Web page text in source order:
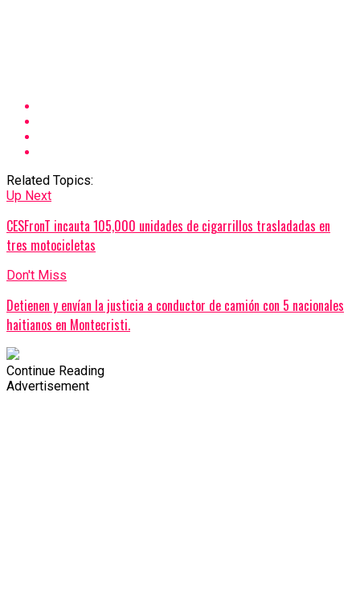
Related Topics:
Up Next
CESFronT incauta 105,000 unidades de cigarrillos trasladadas en
tres motocicletas
Don't Miss
Detienen y envían la justicia a conductor de camión con 5 nacionales
haitianos en Montecristi.
Continue Reading
Advertisement